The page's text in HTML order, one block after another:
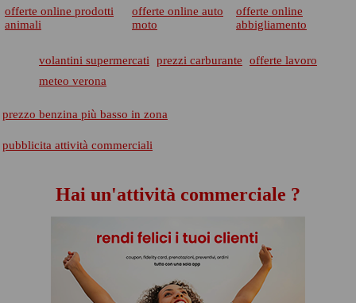
offerte online prodotti
animali
offerte online auto
moto
offerte online
abbigliamento
volantini supermercati prezzi carburante
offerte lavoro
meteo verona
prezzo benzina più basso in zona
pubblicita attività commerciali
Hai un'attività commerciale ?